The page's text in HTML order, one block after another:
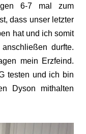
6-7 mal zum
dass unser letzter
hat und ich somit
durfte.
mein Erzfeind.
testen und ich bin
Dyson mithalten